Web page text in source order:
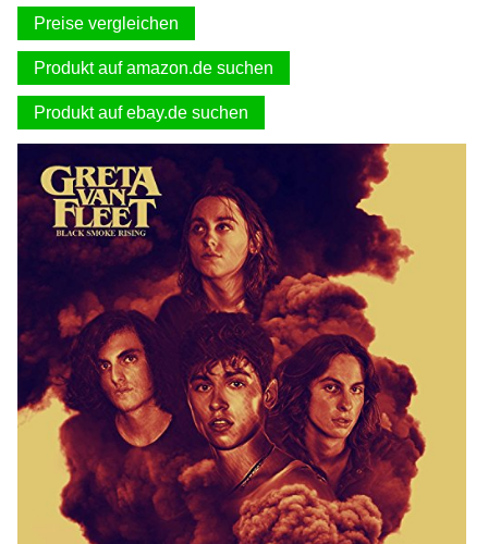
Presse
Datenschutz
Impressum
Preise vergleichen
Produkt auf amazon.de suchen
Produkt auf ebay.de suchen